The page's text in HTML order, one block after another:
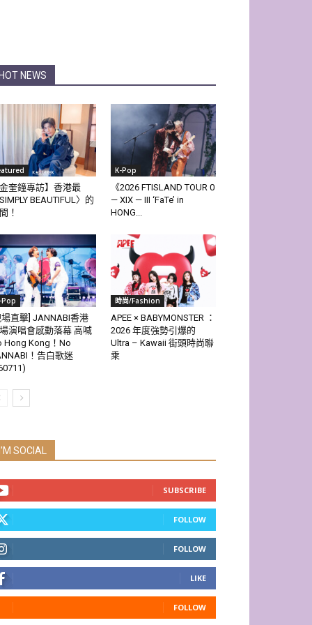
HOT NEWS
金奎鐘專訪】香港最
SIMPLY BEAUTIFUL〉的
！
K-Pop
《2026 FTISLAND TOUR 0
— XIX — III ‘FaTe’ in
HONG...
Pop
場直擊] JANNABI香港
演唱會感動落幕 高喊
Hong Kong！No
！告白歌迷
時尚/Fashion
APEE × BABYMONSTER ：
2026 年度強勢引爆的
Ultra – Kawaii 街頭時尚聯
乘
I'M SOCIAL
SUBSCRIBE
FOLLOW
FOLLOW
LIKE
FOLLOW